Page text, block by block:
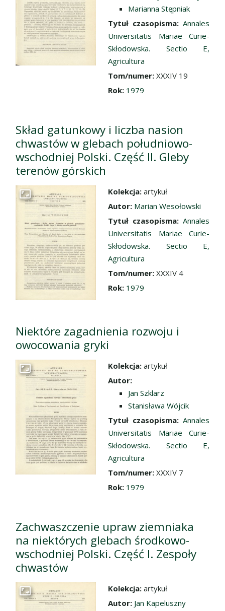
Marianna Stępniak
Tytuł czasopisma: Annales
Universitatis Mariae Curie-
Skłodowska. Sectio E,
Agricultura
Tom/numer: XXXIV 19
Rok: 1979
Skład gatunkowy i liczba nasion
chwastów w glebach południowo-
wschodniej Polski. Część II. Gleby
terenów górskich
Przejdź do zbioru
Kolekcja: artykuł
Autor: Marian Wesołowski
Tytuł czasopisma: Annales
Universitatis Mariae Curie-
Skłodowska. Sectio E,
Agricultura
Tom/numer: XXXIV 4
Rok: 1979
Niektóre zagadnienia rozwoju i
owocowania gryki
Przejdź do zbioru
Kolekcja: artykuł
Autor:
Jan Szklarz
Stanisława Wójcik
Tytuł czasopisma: Annales
Universitatis Mariae Curie-
Skłodowska. Sectio E,
Agricultura
Tom/numer: XXXIV 7
Rok: 1979
Zachwaszczenie upraw ziemniaka
na niektórych glebach środkowo-
wschodniej Polski. Część I. Zespoły
chwastów
Przejdź do zbioru
Kolekcja: artykuł
Autor: Jan Kapeluszny